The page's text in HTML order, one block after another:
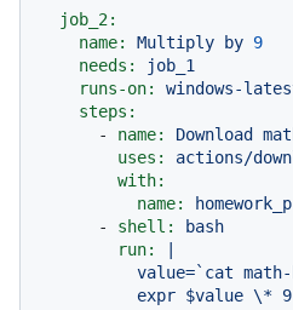
job_2:
name:
Multiply by 9
needs:
job_1
runs-on:
windows-
steps:
-
name: Download
uses:
actions/
with:
name:
-
shell:
bash
run: